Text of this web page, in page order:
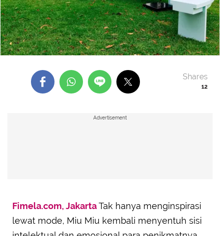
12
Shares
Advertisement
Fimela.com, JakartaTak hanya menginspirasi
lewat mode, Miu Miu kembali menyentuh sisi